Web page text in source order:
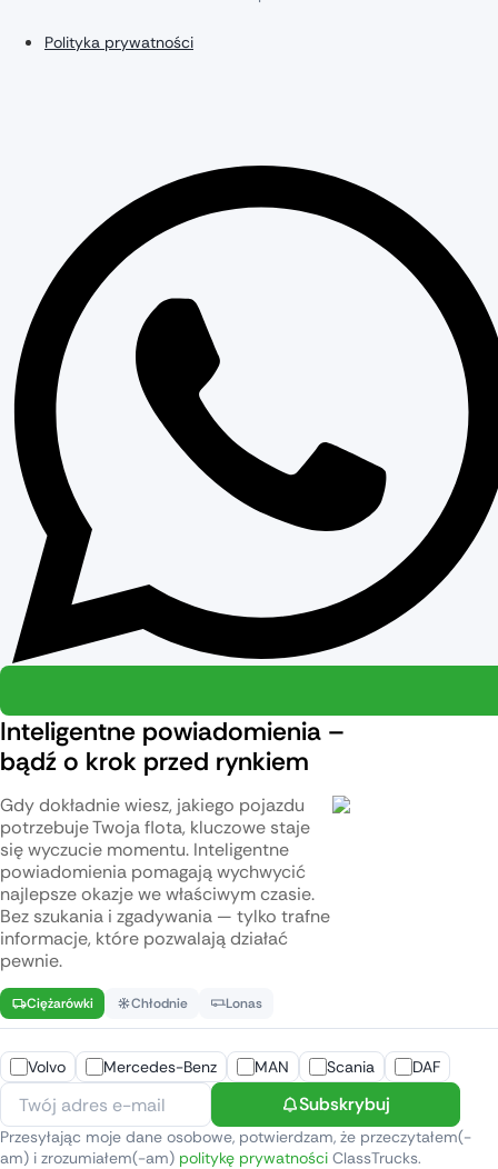
Polityka prywatności
Inteligentne powiadomienia –
bądź o krok przed rynkiem
Gdy dokładnie wiesz, jakiego pojazdu
potrzebuje Twoja flota, kluczowe staje
się wyczucie momentu. Inteligentne
powiadomienia pomagają wychwycić
najlepsze okazje we właściwym czasie.
Bez szukania i zgadywania — tylko trafne
informacje, które pozwalają działać
pewnie.
Ciężarówki Chłodnie Lonas
Volvo Mercedes-Benz MAN Scania DAF
Subskrybuj
Przesyłając moje dane osobowe, potwierdzam, że przeczytałem(-
am) i zrozumiałem(-am) politykę prywatności ClassTrucks.